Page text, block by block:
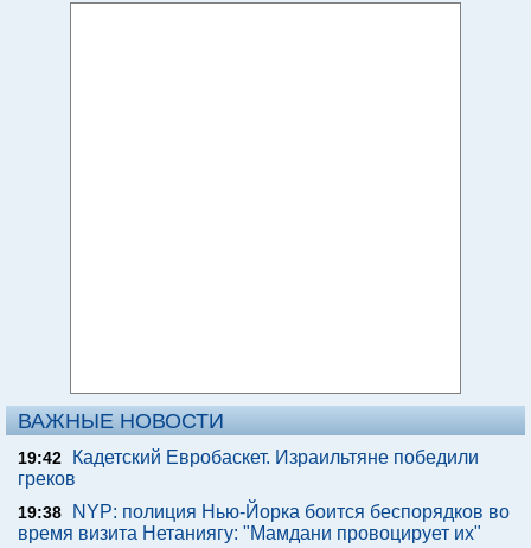
ВАЖНЫЕ НОВОСТИ
19:42
Кадетский Евробаскет. Израильтяне победили
греков
19:38
NYP: полиция Нью-Йорка боится беспорядков во
время визита Нетаниягу: "Мамдани провоцирует их"